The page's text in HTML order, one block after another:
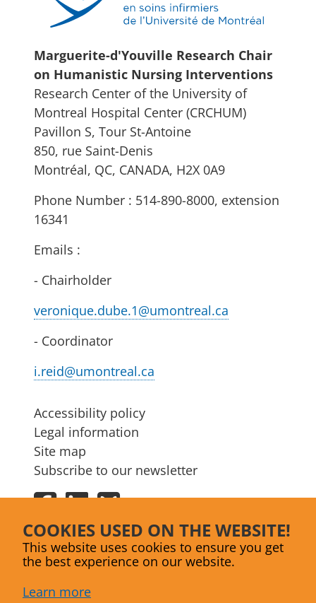
COOKIES USED ON THE WEBSITE!
This website uses cookies to ensure you get
the best experience on our website.
Learn more
Marguerite-d'Youville Research Chair
on Humanistic Nursing Interventions
Research Center of the University of
Montreal Hospital Center (CRCHUM)
Pavillon S, Tour St-Antoine
850, rue Saint-Denis
Montréal, QC, CANADA, H2X 0A9
Phone Number : 514-890-8000, extension
16341
Emails :
- Chairholder
veronique.dube.1@umontreal.ca
- Coordinator
i.reid@umontreal.ca
Accessibility policy
Legal information
Site map
Subscribe to our newsletter
FacebookLinkedInBluesky